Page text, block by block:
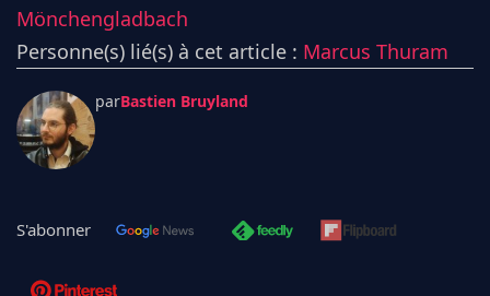
Mönchengladbach
Personne(s) lié(s) à cet article : Marcus Thuram
parBastien Bruyland
S'abonner